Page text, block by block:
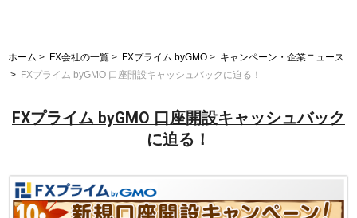
ホーム FX会社の一覧 FXプライム byGMO
キャンペーン・企業ニュース
FXプライム byGMO 口座開設キャッシュバックに迫る！
FXプライム byGMO 口座開設キャッシュバック
に迫る！